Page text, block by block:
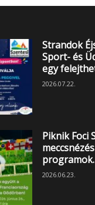
Strandok
Sport- és
egy
2026.07.22.
Piknik Foci
2026.06.23.